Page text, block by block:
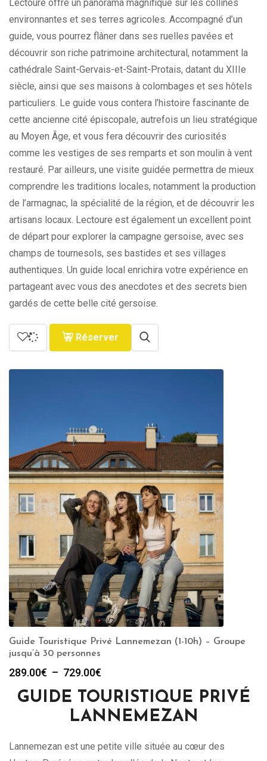
Lectoure offre un panorama magnifique sur les collines
environnantes et ses terres agricoles. Accompagné d’un
guide, vous pourrez flâner dans ses ruelles pavées et
découvrir son riche patrimoine architectural, notamment la
cathédrale Saint-Gervais-et-Saint-Protais, datant du XIIIe
siècle, ainsi que ses maisons à colombages et ses hôtels
particuliers. Le guide vous contera l’histoire fascinante de
cette ancienne cité épiscopale, autrefois un lieu stratégique
au Moyen Âge, et vous fera découvrir des curiosités
comme les vestiges de ses remparts et son moulin à vent
restauré. Par ailleurs, une visite guidée permettra de mieux
comprendre les traditions locales, notamment la production
de l’armagnac, la spécialité de la région, et de découvrir les
artisans locaux. Lectoure est également un excellent point
de départ pour explorer la campagne gersoise, avec ses
champs de tournesols, ses bastides et ses villages
authentiques. Un guide local enrichira votre expérience en
partageant avec vous des anecdotes et des secrets bien
gardés de cette belle cité gersoise.
Réserver
Guide Touristique Privé Lannemezan (1-10h) – Groupe
jusqu’à 30 personnes
289.00€ – 729.00€
prix :
289.00€
729.00€
GUIDE TOURISTIQUE PRIVÉ
LANNEMEZAN
Lannemezan est une petite ville située au cœur des